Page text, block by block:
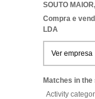
SOUTO MAIOR,
Compra e
LDA
Ver empresa
Matches in
Activity